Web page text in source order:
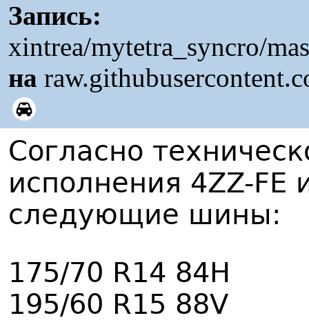
Запись:
xintrea/mytetra_syncro/
на
Согласно
исполнения 4ZZ-FE
следующие шины:
175/70 R14 84H
195/60 R15 88V